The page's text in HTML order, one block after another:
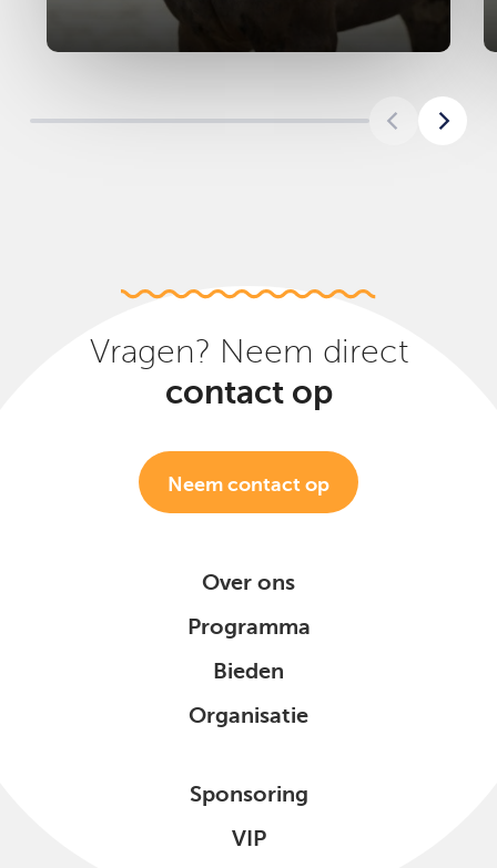
Vragen? Neem direct
contact op
Neem contact op
Over ons
Programma
Bieden
Organisatie
Sponsoring
VIP